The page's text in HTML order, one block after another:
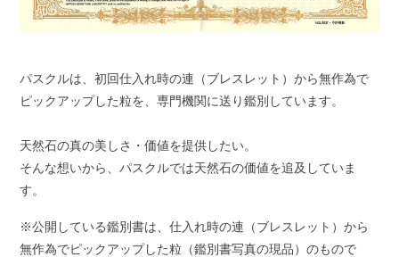
パスクルは、初回仕入れ時の連（ブレスレット）から無作為で
ピックアップした粒を、専門機関に送り鑑別しています。
天然石の真の美しさ・価値を提供したい。
そんな想いから、パスクルでは天然石の価値を追及していま
す。
※公開している鑑別書は、仕入れ時の連（ブレスレット）から
無作為でピックアップした粒（鑑別書写真の現品）のもので